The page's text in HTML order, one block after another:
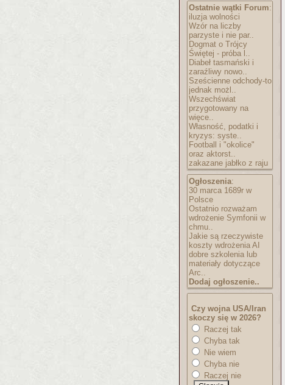
Ostatnie wątki Forum:
iluzja wolności
Wzór na liczby
parzyste i nie par..
Dogmat o Trójcy
Świętej - próba l..
Diabeł tasmański i
zaraźliwy nowo..
Sześcienne odchody-to
jednak możl..
Wszechświat
przygotowany na
więce..
Własność, podatki i
kryzys: syste..
Football i "okolice"
oraz aktorst..
zakazane jabłko z raju
Ogłoszenia:
30 marca 1689r w
Polsce
Ostatnio rozważam
wdrożenie Symfonii w
chmu..
Jakie są rzeczywiste
koszty wdrożenia AI
dobre szkolenia lub
materiały dotyczące
Arc..
Dodaj ogłoszenie..
Czy wojna USA/Iran
skoczy się w 2026?
Raczej tak
Chyba tak
Nie wiem
Chyba nie
Raczej nie